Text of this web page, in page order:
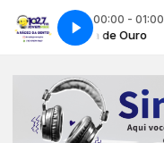
00:00 - 01:00
Era de Ouro